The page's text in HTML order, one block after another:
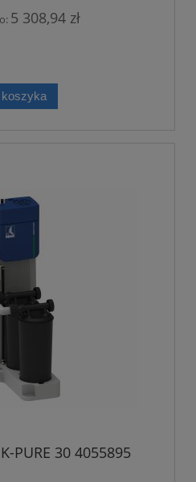
5 308,94 zł
koszyka
PURE 30 4055895